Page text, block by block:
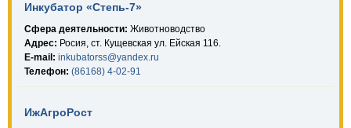
Инкубатор «Степь-7»
Сфера деятельности: Животноводство
Адрес: Росия, ст. Кущевская ул. Ейская 116.
E-mail: inkubatorss@yandex.ru
Телефон: (86168) 4-02-91
ИжАгроРост